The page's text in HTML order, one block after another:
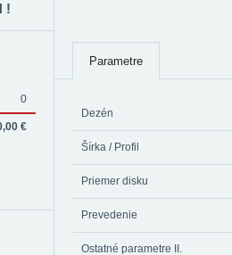
Parametre
Dezén
Šírka / Profil
Priemer disku
Prevedenie
Ostatné parametre II.
!
0
€